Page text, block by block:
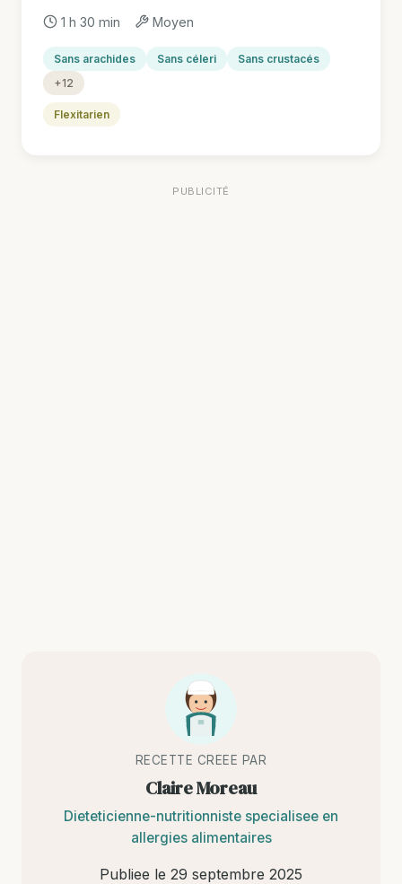
1 h 30 min Moyen
Sans arachides Sans céleri
Sans crustacés
+12
Flexitarien
PUBLICITÉ
RECETTE CREEE PAR
Claire Moreau
Dieteticienne-nutritionniste specialisee en
allergies alimentaires
Publiee le 29 septembre 2025